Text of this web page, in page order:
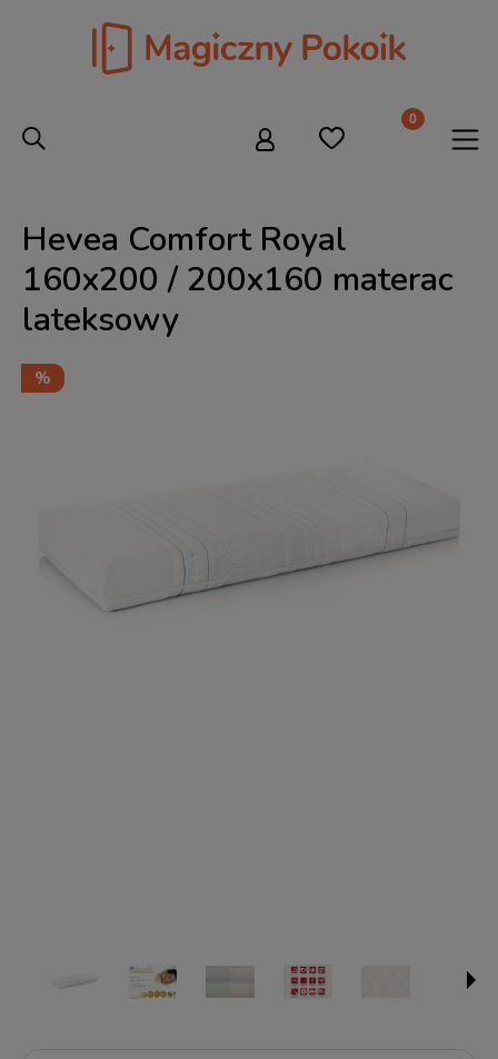
Hevea Comfort Royal
160x200 / 200x160 materac
lateksowy